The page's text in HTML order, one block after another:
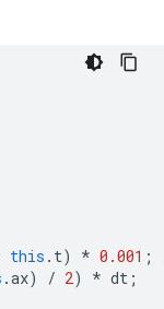
this . t) * 0.001 ;
.ax) / 2) * dt ;